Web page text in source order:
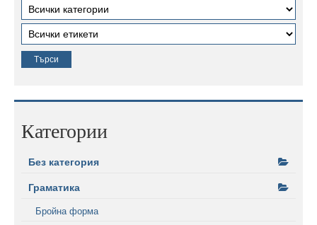
Категории
Без категория
Граматика
Бройна форма